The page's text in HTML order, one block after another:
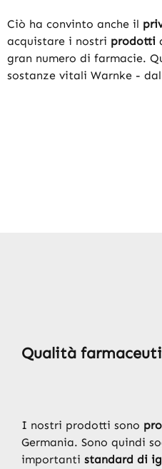
Ciò ha convinto anche il
acquistare i nostri prodotti
gran numero di farmacie.
sostanze vitali Warnke -
Qualità
I nostri prodotti sono
Germania. Sono quindi
importanti standard di